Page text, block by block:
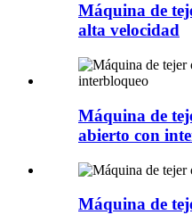
Máquina de
alta velocidad
Máquina de
abierto con
Máquina de